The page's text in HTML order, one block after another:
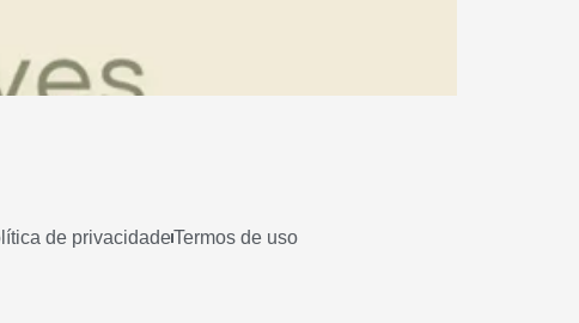
de privacidadeTermos de uso